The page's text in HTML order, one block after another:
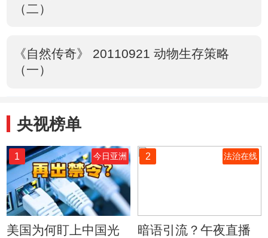
（二）
《自然传奇》 20110921 动物生存策略
（一）
央视榜单
1 今日亚洲
美国为何盯上中国光
2 法治在线
暗语引流？午夜直播